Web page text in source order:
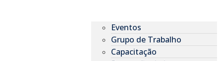
Eventos
Grupo de Trabalho
Capacitação